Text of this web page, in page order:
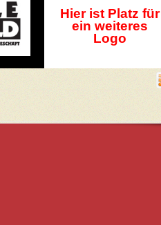
Hier ist Platz für
ein weiteres
Logo